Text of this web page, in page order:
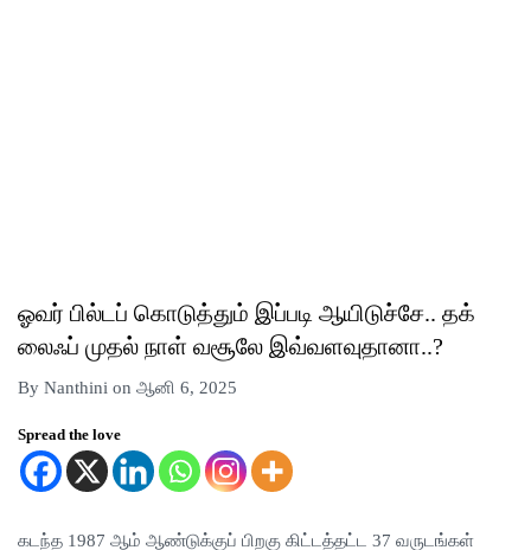
ஓவர் பில்டப் கொடுத்தும் இப்படி ஆயிடுச்சே.. தக்
லைஃப் முதல் நாள் வசூலே இவ்வளவுதானா..?
By Nanthini on ஆனி 6, 2025
Spread the love
கடந்த 1987 ஆம் ஆண்டுக்குப் பிறகு கிட்டத்தட்ட 37 வருடங்கள்